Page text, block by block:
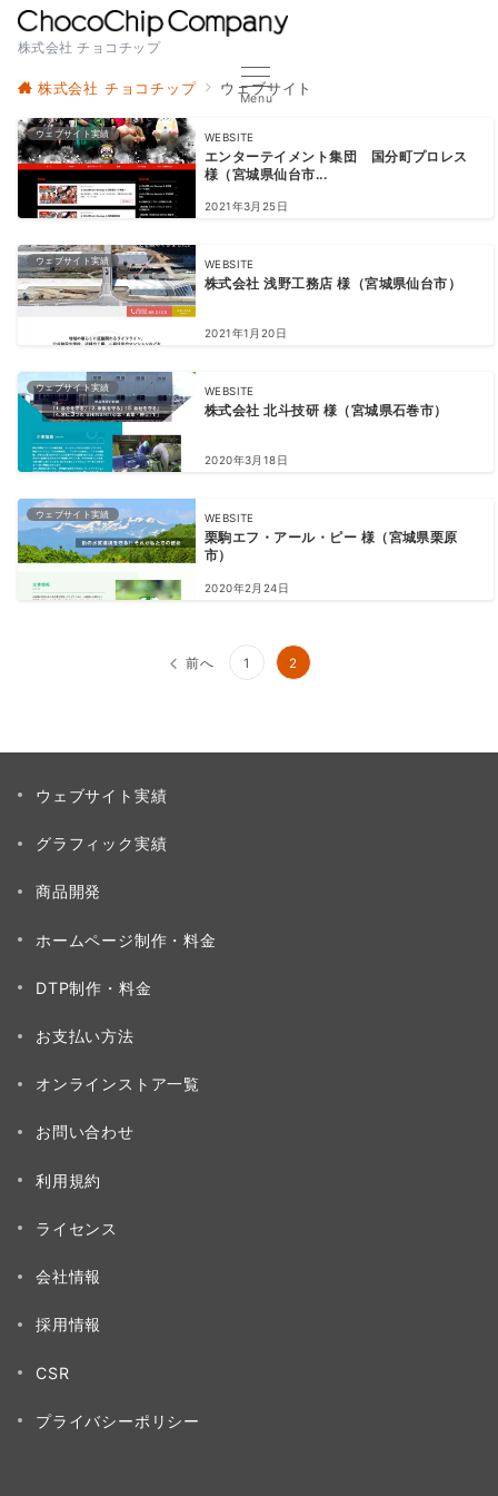
株式会社 チョコチップ
Menu
株式会社 チョコチップ ウェブサイト
ウェブサイト実績 WEBSITE
エンターテイメント集団 国分町プロレス
様（宮城県仙台市...
2021年3月25日
ウェブサイト実績 WEBSITE
株式会社 浅野工務店 様（宮城県仙台市）
2021年1月20日
ウェブサイト実績 WEBSITE
株式会社 北斗技研 様（宮城県石巻市）
2020年3月18日
ウェブサイト実績 WEBSITE
栗駒エフ・アール・ピー 様（宮城県栗原
市）
2020年2月24日
ジ
送
前へ 1 2
ウェブサイト実績
グラフィック実績
商品開発
ホームページ制作・料金
DTP制作・料金
お支払い方法
オンラインストア一覧
お問い合わせ
利用規約
ライセンス
会社情報
採用情報
CSR
プライバシーポリシー